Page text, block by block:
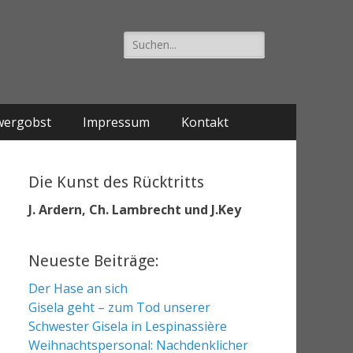
Suche
nach:
Impressum Kontakt
Die Kunst des Rücktritts
J. Ardern, Ch. Lambrecht und J.Key
Neueste Beiträge:
Der Hase an sich
Gisela geht – zum Tod unserer
Schwester Gisela in Lespinassière
Weihnachtspersonal: Nachdenklicher